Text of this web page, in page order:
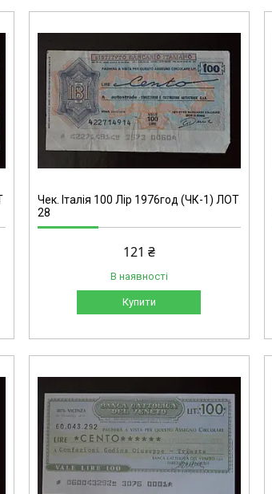
Чек. Італія 100 Лір 1976год (ЧК-1) ЛОТ
28
121 ₴
В наявності
Купити